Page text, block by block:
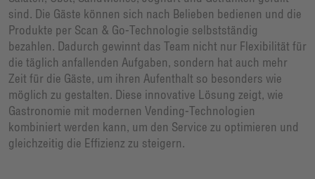
sind. Die Gäste können sich nach Belieben bedienen und die
Produkte per Scan & Go-Technologie selbstständig
bezahlen. Dadurch gewinnt das Team nicht nur Flexibilität für
die täglich anfallenden Aufgaben, sondern hat auch mehr
Zeit für die Gäste, um ihren Aufenthalt so besonders wie
möglich zu gestalten. Diese innovative Lösung zeigt, wie
Gastronomie mit modernen Vending-Technologien
kombiniert werden kann, um den Service zu optimieren und
gleichzeitig die Effizienz zu steigern.